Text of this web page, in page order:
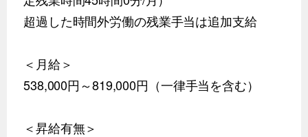
超過した時間外労働の残業手当は追加支給
＜月給＞
538,000円～819,000円（一律手当を含む）
＜昇給有無＞